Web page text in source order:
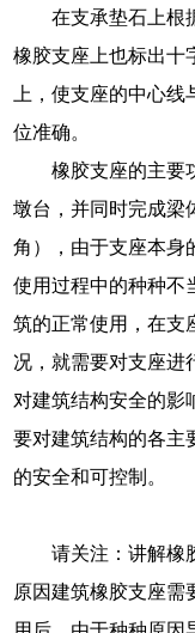
在支承垫石上根
橡胶支座上也标出十
上，使支座的中心
位准确。
橡胶支座的主要
墩台，并同时完成梁
角），由于支座本身
使用过程中的种种不
筑的正常使用，在支
况，就需要对支座进
对建筑结构安全的影
要对建筑结构的各主
的安全和可控制。
请关注：讲解橡
原因建筑橡胶支座需